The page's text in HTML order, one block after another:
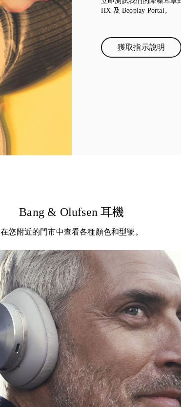
HX 及 Beoplay Portal。
獲取指示說明
Link Opens
Bang & Olufsen 耳機
在您附近的門市中查看各種顏色和型號。